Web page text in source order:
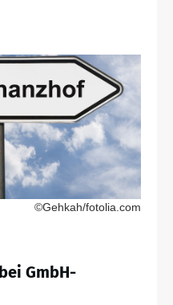
©Gehkah/fotolia.com
GmbH-